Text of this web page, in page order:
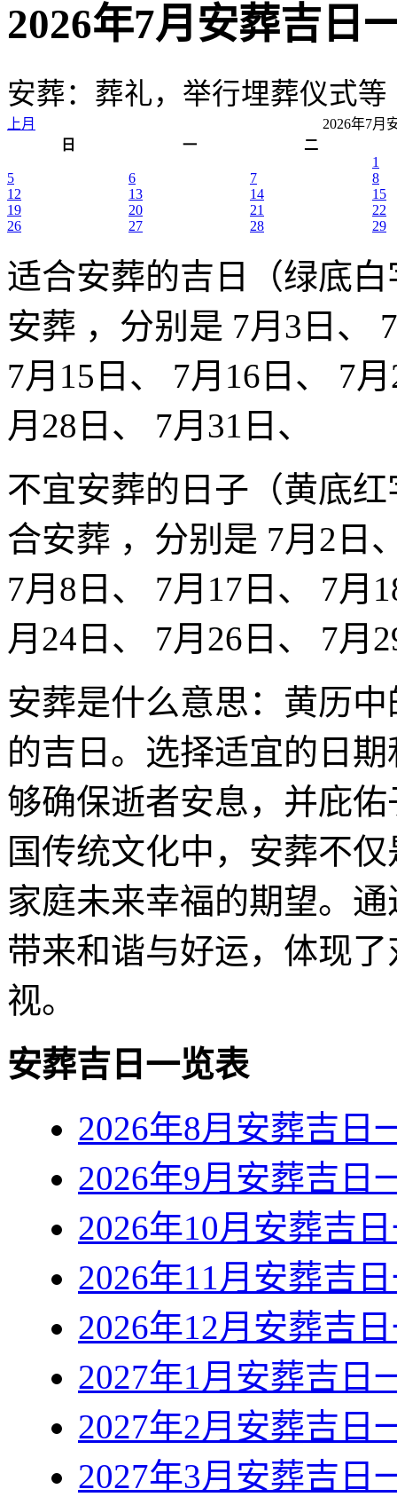
2026年7月安葬吉日
安葬：葬礼，举行埋葬仪式等
上月
2026年7月
日
一
二
1
5
6 7
8
12
13 14
15
19
20 21
22
26
27 28 29
适合安葬的吉日（绿底白
安葬 ，分别是 7月3日、
7月15日、 7月16日、 7
月28日、 7月31日、
不宜安葬的日子（黄底红
合安葬 ，分别是 7月2日
7月8日、 7月17日、 7月
月24日、 7月26日、 7月
安葬是什么意思：黄历
的吉日。选择适宜的日
够确保逝者安息，并庇
国传统文化中，安葬不
家庭未来幸福的期望。
带来和谐与好运，体现
视。
安葬吉日一览表
2026年8月安葬吉日
2026年9月安葬吉日
2026年10月安葬吉
2026年11月安葬吉
2026年12月安葬吉
2027年1月安葬吉日
2027年2月安葬吉日
2027年3月安葬吉日